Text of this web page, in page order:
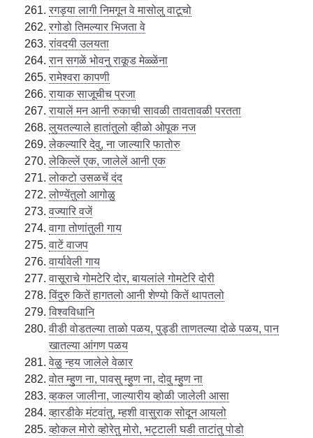
रगड्या लागी निमगून वे मासोलु वाटूचो
रगोडो तिमल्यार भिजता वे
रांवदयी उलयता
रान सगळें भोवनु राकूड मेळ्ळेंना
रामेश्वरा कापणी
रायाक साजूचीच प्रजा
रायालें मन आनी रुकाची सावळी तावतावळी परतता
लुयतल्याले हातांतुलो व्हीळो ओपूक नज
लेकल्यारि देवु, ना जाल्यारि फातोरु
लेकिल्लें एक, जालेलें आनी एक
लोकटो उसळचें दंद
लोण्येंतुलो आगोळु
वज्यारि वजें
वागा तोणांतुली गाय
वाटें वाजप
वार्यावेली गाय
वासूराचे गोमटेरि दोर, बायलांले गोमटेरि दोरी
विंदुरु कितें हागतलो आनी शेण्यो कितें थापतलो
विश्वविधानि
वीडी वोडतल्या ताळो पळय, पुड्डी ताणतल्या दोळे पळय, पान
खातल्या आंगण पळय
वेळु न्हय जालेले वेळार
वोत म्हुण ना, पावसु म्हुण ना, दोवु म्हुण ना
व्हकल जालीना, जाल्यारीय व्होळी जालेली आसा
व्हारडीके मंटवांतु, म्हशी वासुराक सोदून आयलो
व्होकल मोरो व्होरेतु मोरो, भट्टाली घडी ताटांतु पोडो